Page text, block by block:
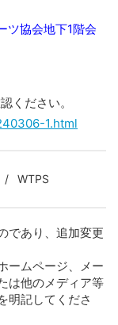
ツ協会地下1階会
ください。
1.html
WTPS
であり、追加変更
ームページ、メー
は他のメディア等
明記してくださ